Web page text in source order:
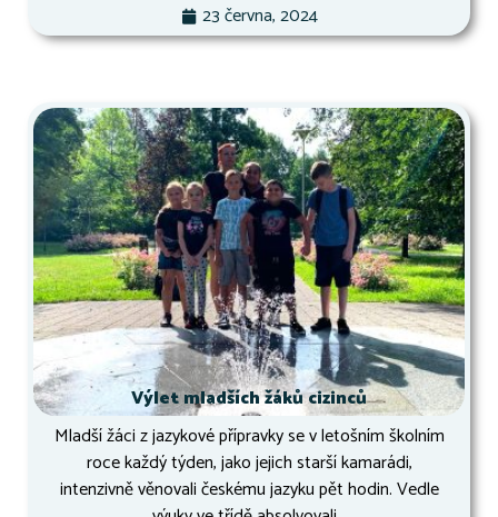
23 června, 2024
Výlet mladších žáků cizinců
Mladší žáci z jazykové přípravky se v letošním školním
roce každý týden, jako jejich starší kamarádi,
intenzivně věnovali českému jazyku pět hodin. Vedle